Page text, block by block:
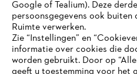
STIHL FAQ
JE BROWSER
ONDERSTEUND
Google of Tealium). Deze
persoonsgegevens ook buiten
Ruimte verwerken.
Zie “Instellingen” en
informatie over cookies die
worden gebruikt. Door op